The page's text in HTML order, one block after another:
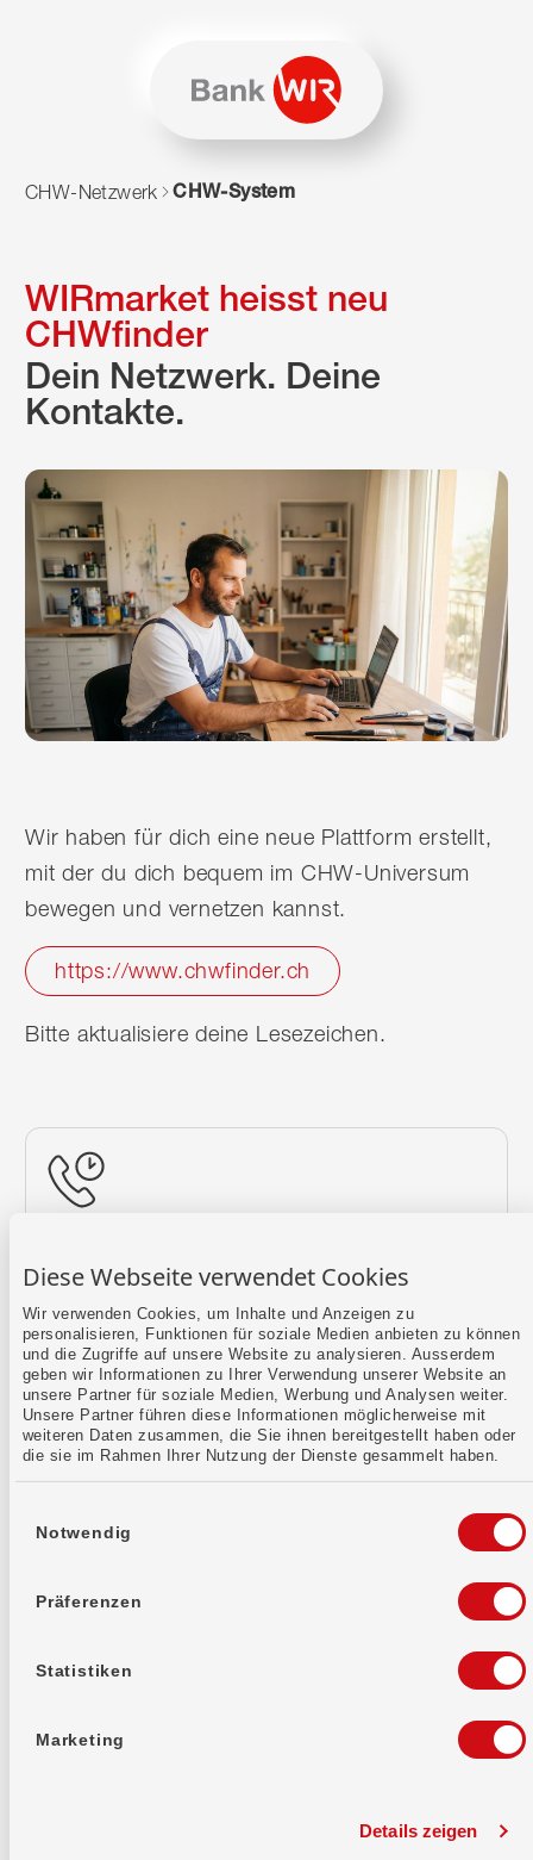
Diese Webseite verwendet Cookies
Wir verwenden Cookies, um Inhalte und Anzeigen zu
personalisieren, Funktionen für soziale Medien anbieten zu können
und die Zugriffe auf unsere Website zu analysieren. Ausserdem
geben wir Informationen zu Ihrer Verwendung unserer Website an
unsere Partner für soziale Medien, Werbung und Analysen weiter.
Unsere Partner führen diese Informationen möglicherweise mit
weiteren Daten zusammen, die Sie ihnen bereitgestellt haben oder
die sie im Rahmen Ihrer Nutzung der Dienste gesammelt haben.
Notwendig
Präferenzen
Statistiken
Marketing
Details zeigen
Zum Navigieren dieser Seite wird JavaScript benötigt.
CHW-Netzwerk CHW-System
WIRmarket heisst neu
CHWfinder
Dein Netzwerk. Deine
Kontakte.
Wir haben für dich eine neue Plattform erstellt,
mit der du dich bequem im CHW-Universum
bewegen und vernetzen kannst.
https://www.chwfinder.ch
Bitte aktualisiere deine Lesezeichen.
Mehr erfahren
Kontaktformular